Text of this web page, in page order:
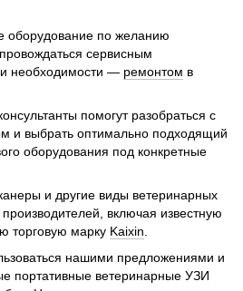
оборудование по желанию
сервисным
необходимости — ремонтом в
помогут разобраться с
и выбрать оптимально подходящий
оборудования под конкретные
и другие виды ветеринарных
включая известную
торговую марку Kaixin.
нашими предложениями и
портативные ветеринарные УЗИ